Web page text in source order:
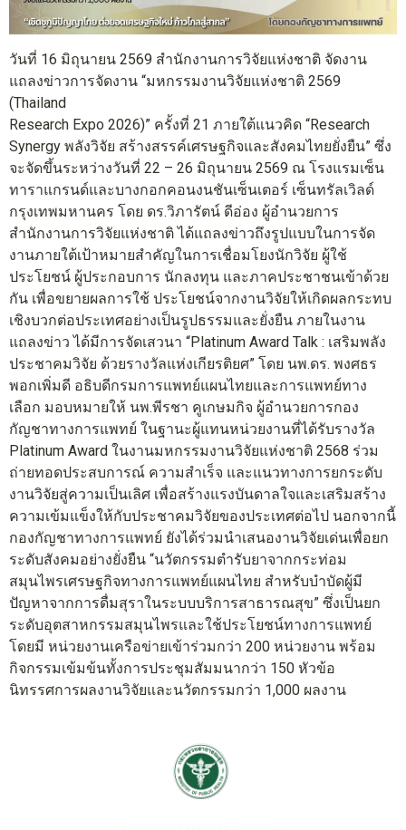
วันที่ 16 มิถุนายน 2569 สำนักงานการวิจัยแห่งชาติ จัดงาน
แถลงข่าวการจัดงาน “มหกรรมงานวิจัยแห่งชาติ 2569
(Thailand
Research Expo 2026)” ครั้งที่ 21 ภายใต้แนวคิด “Research
Synergy พลังวิจัย สร้างสรรค์เศรษฐกิจและสังคมไทยยั่งยืน” ซึ่ง
จะจัดขึ้นระหว่างวันที่ 22 – 26 มิถุนายน 2569 ณ โรงแรมเซ็น
ทาราแกรนด์และบางกอกคอนงนชันเซ็นเตอร์ เซ็นทรัลเวิลด์
กรุงเทพมหานคร โดย ดร.วิภารัตน์ ดีอ่อง ผู้อำนวยการ
สำนักงานการวิจัยแห่งชาติ ได้แถลงข่าวถึงรูปแบบในการจัด
งานภายใต้เป้าหมายสำคัญในการเชื่อมโยงนักวิจัย ผู้ใช้
ประโยชน์ ผู้ประกอบการ นักลงทุน และภาคประชาชนเข้าด้วย
กัน เพื่อขยายผลการใช้ ประโยชน์จากงานวิจัยให้เกิดผลกระทบ
เชิงบวกต่อประเทศอย่างเป็นรูปธรรมและยั่งยืน ภายในงาน
แถลงข่าว ได้มีการจัดเสวนา “Platinum Award Talk : เสริมพลัง
ประชาคมวิจัย ด้วยรางวัลแห่งเกียรติยศ” โดย นพ.ดร. พงศธร
พอกเพิ่มดี อธิบดีกรมการแพทย์แผนไทยและการแพทย์ทาง
เลือก มอบหมายให้ นพ.พีรชา คูเกษมกิจ ผู้อำนวยการกอง
กัญชาทางการแพทย์ ในฐานะผู้แทนหน่วยงานที่ได้รับรางวัล
Platinum Award ในงานมหกรรมงานวิจัยแห่งชาติ 2568 ร่วม
ถ่ายทอดประสบการณ์ ความสำเร็จ และแนวทางการยกระดับ
งานวิจัยสู่ความเป็นเลิศ เพื่อสร้างแรงบันดาลใจและเสริมสร้าง
ความเข้มแข็งให้กับประชาคมวิจัยของประเทศต่อไป นอกจากนี้
กองกัญชาทางการแพทย์ ยังได้ร่วมนำเสนองานวิจัยเด่นเพื่อยก
ระดับสังคมอย่างยั่งยืน “นวัตกรรมตำรับยาจากกระท่อม
สมุนไพรเศรษฐกิจทางการแพทย์แผนไทย สำหรับบำบัดผู้มี
ปัญหาจากการดื่มสุราในระบบบริการสาธารณสุข” ซึ่งเป็นยก
ระดับอุตสาหกรรมสมุนไพรและใช้ประโยชน์ทางการแพทย์
โดยมี หน่วยงานเครือข่ายเข้าร่วมกว่า 200 หน่วยงาน พร้อม
กิจกรรมเข้มข้นทั้งการประชุมสัมมนากว่า 150 หัวข้อ
นิทรรศการผลงานวิจัยและนวัตกรรมกว่า 1,000 ผลงาน